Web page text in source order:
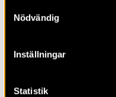
Nödvändig
Inställningar
Statistik
RAPPORT 2009:13
Gårdar och